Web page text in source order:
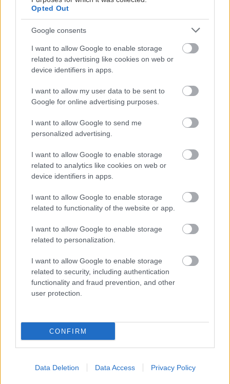
Opted Out
Google consents
I want to allow Google to enable storage
related to advertising like cookies on web or
device identifiers in apps.
I want to allow my user data to be sent to
Google for online advertising purposes.
I want to allow Google to send me
personalized advertising.
I want to allow Google to enable storage
related to analytics like cookies on web or
device identifiers in apps.
I want to allow Google to enable storage
related to functionality of the website or app.
I want to allow Google to enable storage
related to personalization.
I want to allow Google to enable storage
related to security, including authentication
functionality and fraud prevention, and other
user protection.
CONFIRM
Data Deletion Data Access Privacy Policy
sucho a teplo? Tieto
vysaďte na miesta, na
ktoré slnko svieti celý
krások, ktoré rozžiaria
Môže aspirín zachrániť
ochabnuté izbové
rastliny? Pravda vás
Júlový reštart uhoriek
nakladačiek: Ako ich
CHALUPA
Na Morave prerobila
starú chalupu na
vojdete dnu, zabudnete,
dokáže aj podpísať.
Čičmanoch si postavil